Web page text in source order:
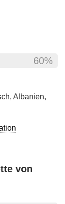
60%
Albanien,
von